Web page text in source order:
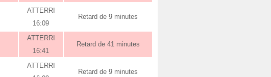
ATTERRI
16:09
Retard de 9 minutes
ATTERRI
16:41
Retard de 41 minutes
ATTERRI
Retard de 9 minutes